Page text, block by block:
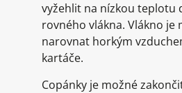
vyžehlit na nízkou teplotu
rovného vlákna. Vlákno je
narovnat horkým
kartáče.
Copánky je možné